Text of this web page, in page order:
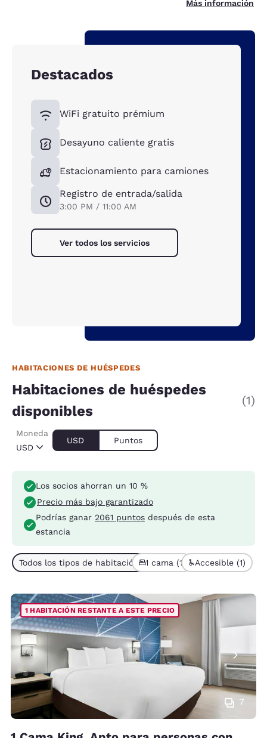
Más información
Destacados
WiFi gratuito prémium
Desayuno caliente gratis
Estacionamiento para camiones
Registro de entrada/salida
3:00 PM / 11:00 AM
Ver todos los servicios
HABITACIONES DE HUÉSPEDES
Habitaciones de huéspedes
disponibles
(1)
USD
Moneda
USD Puntos
Los socios ahorran un 10 %
Precio más bajo garantizado
Podrías ganar 2061 puntos después de esta
estancia
Todos los tipos de habitación (1)1 cama (1) Accesible (1)
7
1 HABITACIÓN RESTANTE A ESTE PRECIO